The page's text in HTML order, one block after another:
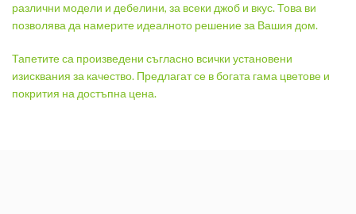
различни модели и дебелини, за всеки джоб и вкус. Това ви
позволява да намерите идеалното решение за Вашия дом.
Тапетите са произведени съгласно всички установени
изисквания за качество. Предлагат се в богата гама цветове и
покрития на достъпна цена.